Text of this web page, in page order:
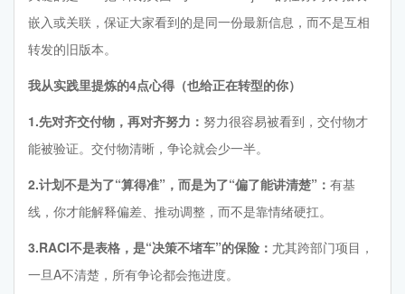
嵌入或关联，保证大家看到的是同一份最新信息，而不是互相
转发的旧版本。
我从实践里提炼的4点心得（也给正在转型的你）
1.先对齐交付物，再对齐努力： 努力很容易被看到，交付物才
能被验证。交付物清晰，争论就会少一半。
2.计划不是为了“算得准”，而是为了“偏了能讲清楚”： 有基
线，你才能解释偏差、推动调整，而不是靠情绪硬扛。
3.RACI不是表格，是“决策不堵车”的保险： 尤其跨部门项目，
一旦A不清楚，所有争论都会拖进度。